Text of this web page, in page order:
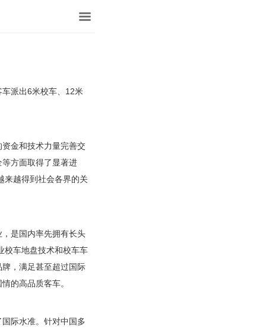
派出6米校车、12米
金和技术力量完善交
方面取得了显著进
来越得到社会各界的关
是国内率先拥有长头
校车地盘技术和校车车
，满足甚至超过国际
的高品质客车。
际水准。针对中国多